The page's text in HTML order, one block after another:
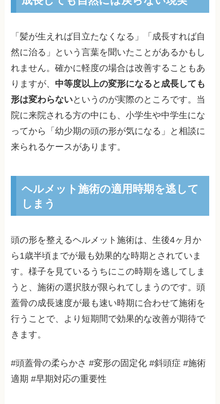
「髪が生えれば目立たなくなる」「成長すれば自
然に治る」という言葉を聞いたことがあるかもし
れません。確かに軽度の場合は改善することもあ
りますが、 中等度以上の変形になると成長しても
形は変わらないというのが実際のところです。当
院に来院される方の中にも、小学生や中学生にな
ってから「幼少期の頭の形が気になる」と相談に
来られるケースがあります。
ヘルメット施術の適用時期を逃して
しまう
頭の形を整えるヘルメット施術は、生後4ヶ月か
ら1歳半頃までが最も効果的な時期とされていま
す。様子を見ているうちにこの時期を逃してしま
うと、施術の選択肢が限られてしまうのです。頭
蓋骨の成長速度が最も速い時期に合わせて施術を
行うことで、より短期間で効果的な改善が期待で
きます。
#頭蓋骨の柔らかさ #変形の固定化 #斜頭症 #施術
適期 #早期対応の重要性